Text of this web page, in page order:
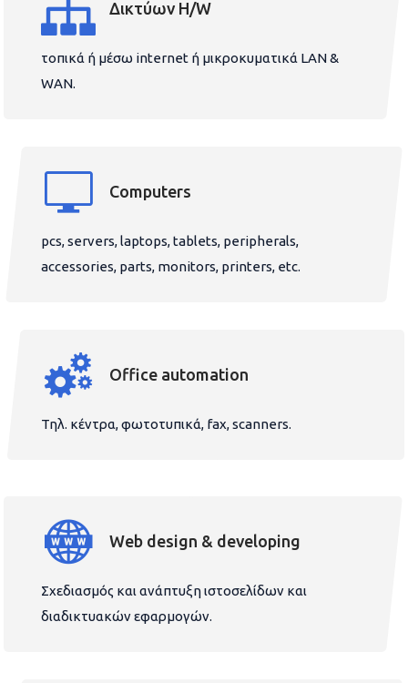
Δικτύων H/W
τοπικά ή μέσω internet ή μικροκυματικά LAN &
WAN.
Computers
pcs, servers, laptops, tablets, peripherals,
accessories, parts, monitors, printers, etc.
Office automation
Τηλ. κέντρα, φωτοτυπικά, fax, scanners.
Web design & developing
Σχεδιασμός και ανάπτυξη ιστοσελίδων και
διαδικτυακών εφαρμογών.